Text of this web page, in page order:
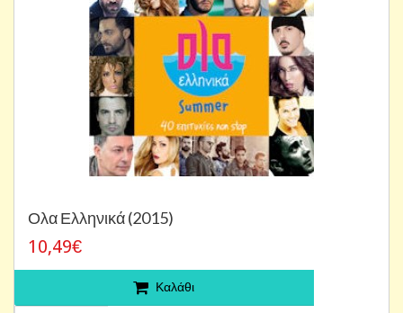
Ολα Ελληνικά (2015)
10,49€
Καλάθι